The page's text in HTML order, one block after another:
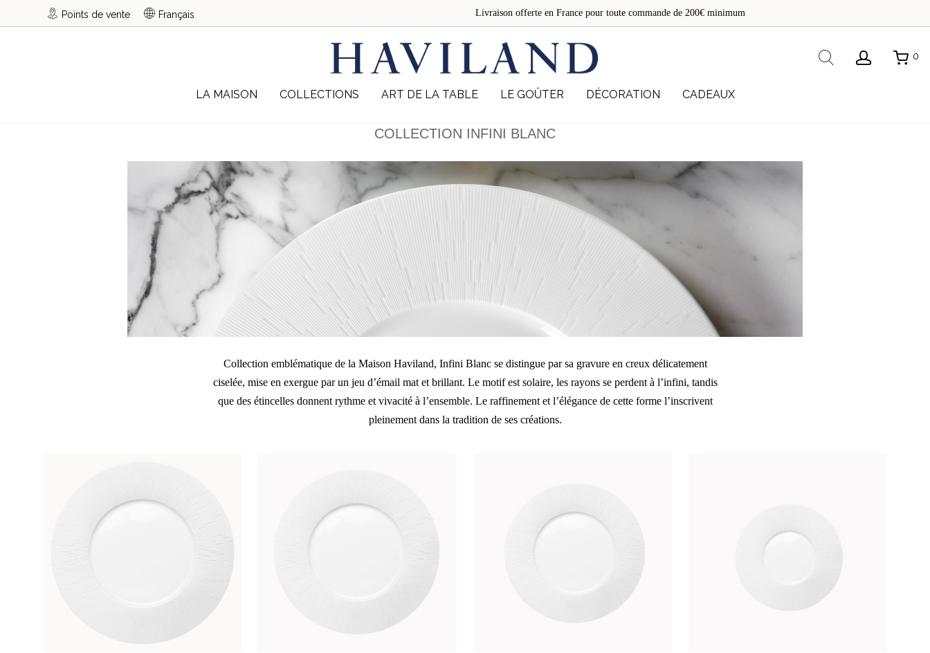
Livraison offerte en France pour toute commande de 200€ minimum
Points de vente Français
LA MAISON COLLECTIONS ART DE LA TABLE LE GOÛTER DÉCORATION CADEAUX
Rechercher0
COLLECTION INFINI BLANC
Collection emblématique de la Maison Haviland, Infini Blanc se distingue par sa gravure en creux délicatement
ciselée, mise en exergue par un jeu d’émail mat et brillant. Le motif est solaire, les rayons se perdent à l’infini, tandis
que des étincelles donnent rythme et vivacité à l’ensemble. Le raffinement et l’élégance de cette forme l’inscrivent
pleinement dans la tradition de ses créations.